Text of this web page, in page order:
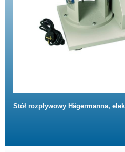
Stół rozpływowy Hägermanna,